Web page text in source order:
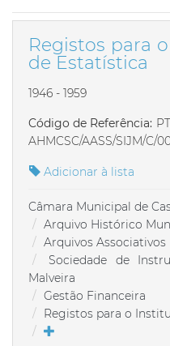
Registos para
de Estatística
1946 - 1959
Código de Referência:
AHMCSC/AASS/SIJM/C/
Adicionar à lista
Câmara Municipal de
Arquivo Histórico
Arquivos Associativos
Sociedade de
Malveira
Gestão Financeira
Registos para o